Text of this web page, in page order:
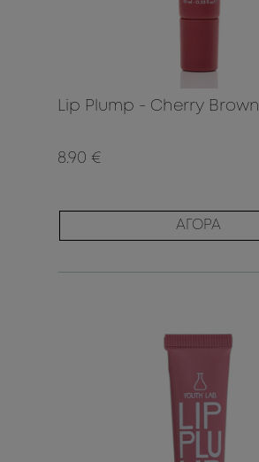
Lip Plump - Cherry Brown
8.90 €
ΑΓΟΡΑ